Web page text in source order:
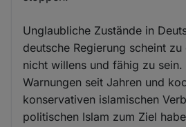
Unglaubliche Zustände in
deutsche Regierung scheint
nicht willens und fähig zu
Warnungen seit Jahren und
konservativen islamischen
politischen Islam zum Ziel